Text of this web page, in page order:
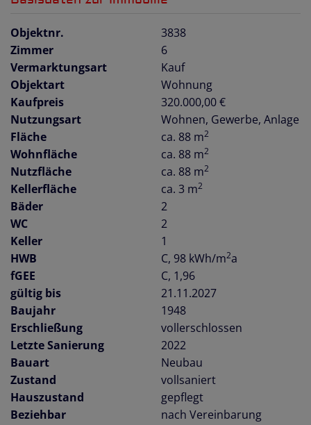
Objektnr.
3838
Zimmer
6
Vermarktungsart
Kauf
Objektart
Wohnung
Kaufpreis
320.000,00 €
Nutzungsart
Wohnen Gewerbe Anlage
Fläche
ca. 88 m2
Wohnfläche ca. 88 m2
Nutzfläche ca. 88 m2
Kellerfläche ca. 3 m2
Bäder
2
WC
2
Keller
1
HWB
C, 98 kWh/m2a
fGEE
C, 1,96
gültig bis
21.11.2027
Baujahr
1948
Erschließung
vollerschlossen
Letzte Sanierung
2022
Bauart
Neubau
Zustand
vollsaniert
Hauszustand
gepflegt
Beziehbar
nach Vereinbarung